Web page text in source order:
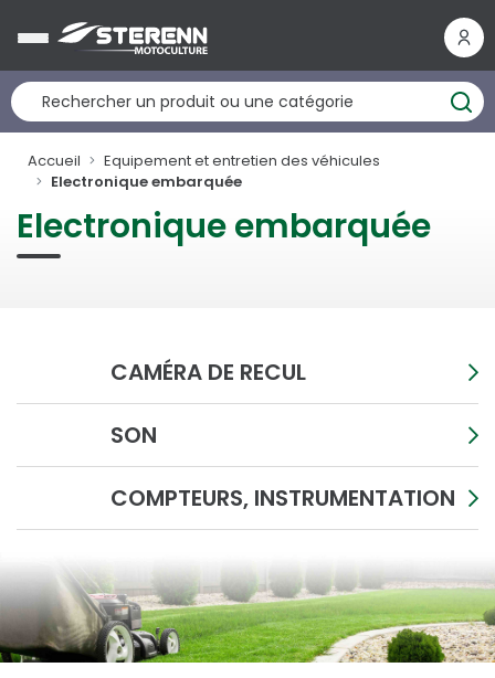
Accueil
Equipement et entretien des véhicules
Electronique embarquée
Electronique embarquée
CAMÉRA DE RECUL
SON
COMPTEURS, INSTRUMENTATION